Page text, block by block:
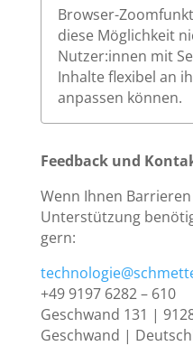
Browser-
diese Möglichkeit
Nutzer:innen mit
Inhalte flexibel an
anpassen können.
Feedback und
Wenn Ihnen
Unterstützung
gern:
+49 9197 6282 – 610
Geschwand 131 |
Geschwand |